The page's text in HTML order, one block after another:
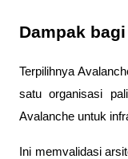
Dampak
Terpilihnya
satu organisasi
Avalanche untuk
Ini memvalidasi